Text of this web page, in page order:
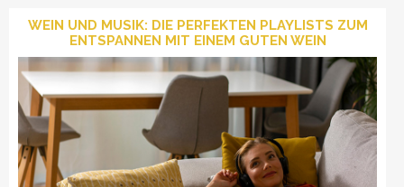
WEIN UND MUSIK: DIE PERFEKTEN PLAYLISTS ZUM
ENTSPANNEN MIT EINEM GUTEN WEIN